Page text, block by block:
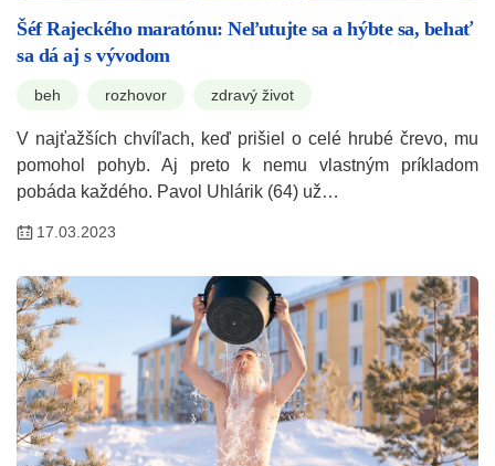
Šéf Rajeckého maratónu: Neľutujte sa a hýbte sa, behať
sa dá aj s vývodom
beh rozhovor zdravý život
V najťažších chvíľach, keď prišiel o celé hrubé črevo, mu
pomohol pohyb. Aj preto k nemu vlastným príkladom
pobáda každého. Pavol Uhlárik (64) už…
17.03.2023